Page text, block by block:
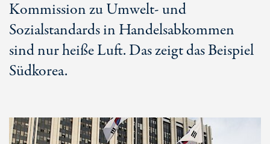
Kommission zu Umwelt- und
Sozialstandards in Handelsabkommen
sind nur heiße Luft. Das zeigt das Beispiel
Südkorea.